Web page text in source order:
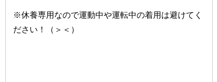
※休養専用なので運動中や運転中の着用は避けてく
ださい！（＞＜）